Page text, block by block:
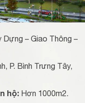
Dựng – Giao Thông –
P. Bình Trưng Tây,
hộ:Hơn 1000m2.